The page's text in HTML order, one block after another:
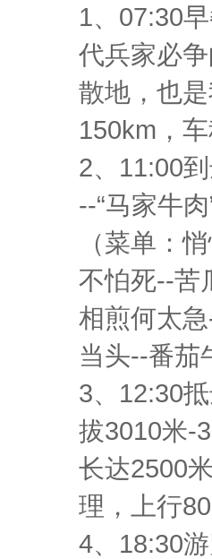
1、07:30
代兵家必
散地，也
150km，
2、11:00
--“马家牛肉
（菜单：
不怕死--苦
相煎何太
当头--番茄
3、12:30
拔3010米-
长达2500
理，上行
4、18:30